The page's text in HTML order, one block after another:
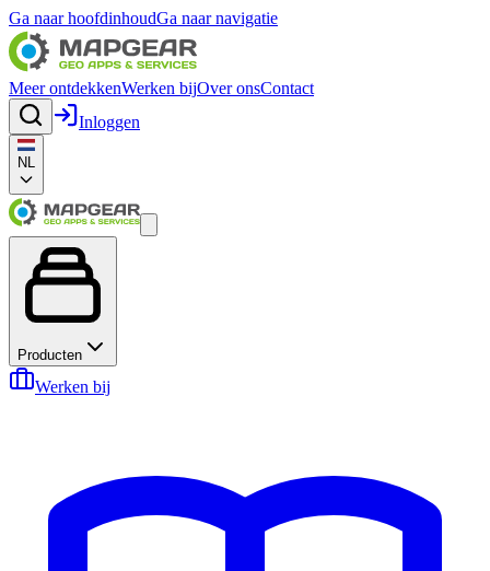
Ga naar hoofdinhoudGa naar navigatie
Meer ontdekkenWerken bijOver onsContact
Inloggen
NL
Producten
Werken bij